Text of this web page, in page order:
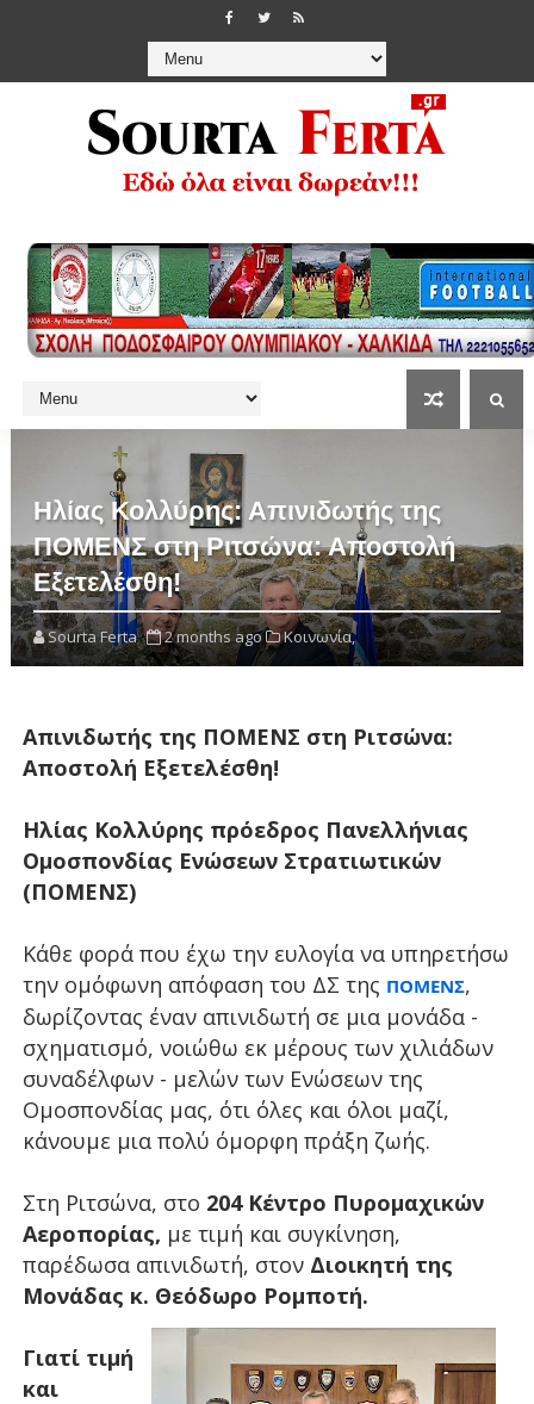
Ηλίας Κολλύρης: Απινιδωτής της
ΠΟΜΕΝΣ στη Ριτσώνα: Αποστολή
Εξετελέσθη!
Sourta Ferta 2 months ago Κοινωνία,
Απινιδωτής της ΠΟΜΕΝΣ στη Ριτσώνα:
Αποστολή Εξετελέσθη!
Ηλίας Κολλύρης πρόεδρος Πανελλήνιας
Ομοσπονδίας Ενώσεων Στρατιωτικών
(ΠΟΜΕΝΣ)
Κάθε φορά που έχω την ευλογία να υπηρετήσω
την ομόφωνη απόφαση του ΔΣ της ΠΟΜΕΝΣ,
δωρίζοντας έναν απινιδωτή σε μια μονάδα -
σχηματισμό, νοιώθω εκ μέρους των χιλιάδων
συναδέλφων - μελών των Ενώσεων της
Ομοσπονδίας μας, ότι όλες και όλοι μαζί,
κάνουμε μια πολύ όμορφη πράξη ζωής.
Στη Ριτσώνα, στο 204 Κέντρο Πυρομαχικών
Αεροπορίας, με τιμή και συγκίνηση,
παρέδωσα απινιδωτή, στον Διοικητή της
Μονάδας κ. Θεόδωρο Ρομποτή.
Γιατί τιμή
και